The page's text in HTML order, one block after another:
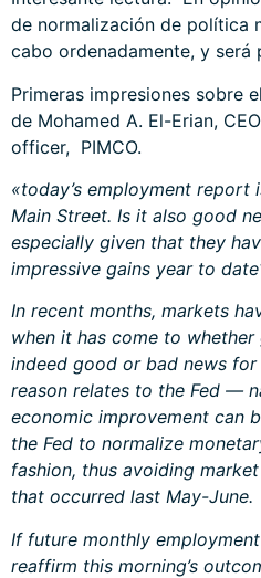
de normalización de política
cabo ordenadamente, y será
Primeras impresiones sobre
de Mohamed A. El-Erian,
officer, PIMCO.
«today’s employment
Main Street. Is it also good
especially given that they
impressive gains year to
In recent months, markets
when it has come to
indeed good or bad news
reason relates to the Fed —
economic improvement can
the Fed to normalize
fashion, thus avoiding
that occurred last May-June.
If future monthly
reaffirm this morning’s